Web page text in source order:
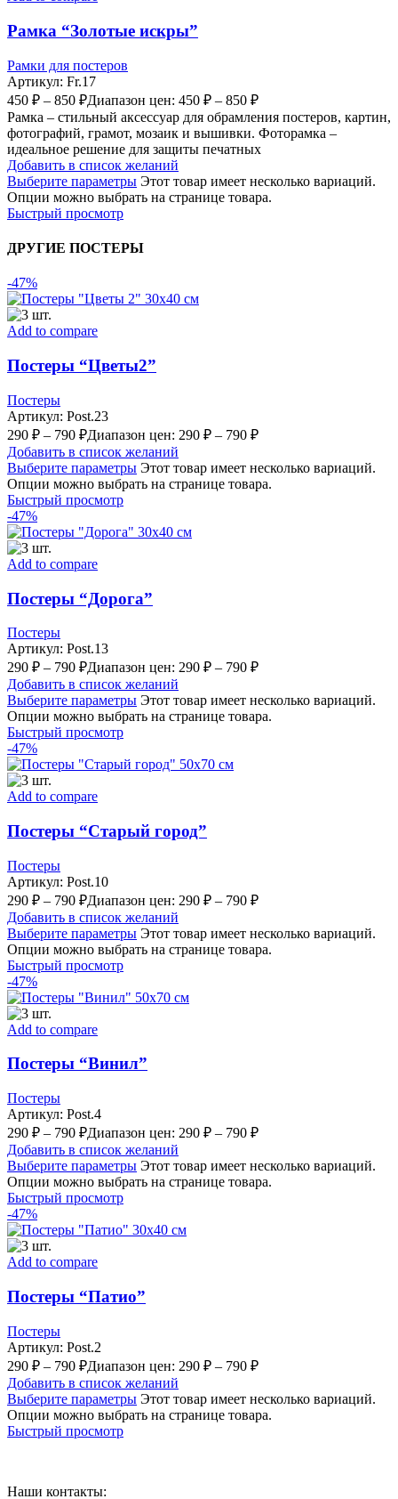
Рамка “Золотые искры”
Рамки для постеров
Артикул: Fr.17
450 ₽ – 850 ₽Диапазон цен: 450 ₽ – 850 ₽
Рамка – стильный аксессуар для обрамления постеров, картин,
фотографий, грамот, мозаик и вышивки. Фоторамка –
идеальное решение для защиты печатных
Добавить в список желаний
Выберите параметры Этот товар имеет несколько вариаций.
Опции можно выбрать на странице товара.
Быстрый просмотр
ДРУГИЕ ПОСТЕРЫ
-47%
Add to compare
Постеры “Цветы2”
Постеры
Артикул: Post.23
290 ₽ – 790 ₽Диапазон цен: 290 ₽ – 790 ₽
Добавить в список желаний
Выберите параметры Этот товар имеет несколько вариаций.
Опции можно выбрать на странице товара.
Быстрый просмотр
-47%
Add to compare
Постеры “Дорога”
Постеры
Артикул: Post.13
290 ₽ – 790 ₽Диапазон цен: 290 ₽ – 790 ₽
Добавить в список желаний
Выберите параметры Этот товар имеет несколько вариаций.
Опции можно выбрать на странице товара.
Быстрый просмотр
-47%
Add to compare
Постеры “Старый город”
Постеры
Артикул: Post.10
290 ₽ – 790 ₽Диапазон цен: 290 ₽ – 790 ₽
Добавить в список желаний
Выберите параметры Этот товар имеет несколько вариаций.
Опции можно выбрать на странице товара.
Быстрый просмотр
-47%
Add to compare
Постеры “Винил”
Постеры
Артикул: Post.4
290 ₽ – 790 ₽Диапазон цен: 290 ₽ – 790 ₽
Добавить в список желаний
Выберите параметры Этот товар имеет несколько вариаций.
Опции можно выбрать на странице товара.
Быстрый просмотр
-47%
Add to compare
Постеры “Патио”
Постеры
Артикул: Post.2
290 ₽ – 790 ₽Диапазон цен: 290 ₽ – 790 ₽
Добавить в список желаний
Выберите параметры Этот товар имеет несколько вариаций.
Опции можно выбрать на странице товара.
Быстрый просмотр
Наши контакты: